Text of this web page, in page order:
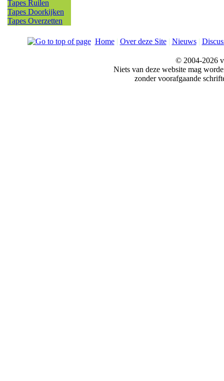
Tapes Ruilen
Tapes Doorkijken
Tapes Overzetten
Home| Over deze Site| Nieuws|
© 2004-2026
Niets van deze website mag
zonder voorafgaande